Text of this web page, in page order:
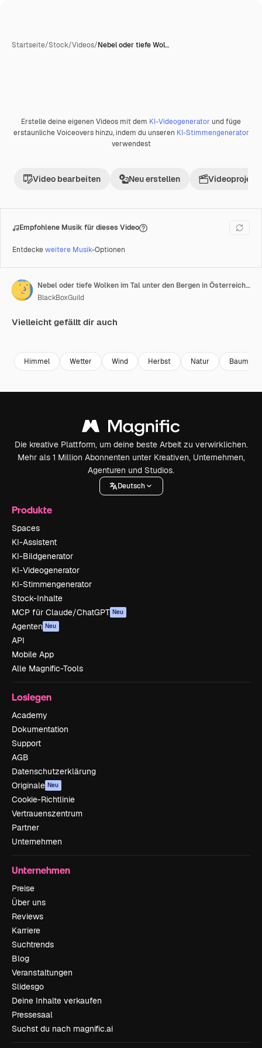
Startseite/Stock/Videos/Nebel oder tiefe Wol…
Premium
Erstelle deine eigenen Videos mit dem KI-Videogenerator und füge
erstaunliche Voiceovers hinzu, indem du unseren KI-Stimmengenerator
verwendest
Video bearbeiten Neu erstellen Videoprojekt
Empfohlene Musik für dieses Video
Entdeckeweitere Musik-Optionen
Nebel oder tiefe Wolken im Tal unter den Bergen in Österreich - Zeitraffer
BlackBoxGuild
Vielleicht gefällt dir auch
Himmel Wetter Wind Herbst Natur Baum
Die kreative Plattform, um deine beste Arbeit zu verwirklichen.
Mehr als 1 Million Abonnenten unter Kreativen, Unternehmen,
Agenturen und Studios.
Deutsch
Produkte
Spaces
KI-Assistent
KI-Bildgenerator
KI-Videogenerator
KI-Stimmengenerator
Stock-Inhalte
MCP für Claude/ChatGPT Neu
Agenten Neu
API
Mobile App
Alle Magnific-Tools
Loslegen
Academy
Dokumentation
Support
AGB
Datenschutzerklärung
Originale Neu
Cookie-Richtlinie
Vertrauenszentrum
Partner
Unternehmen
Unternehmen
Preise
Über uns
Reviews
Karriere
Suchtrends
Blog
Veranstaltungen
Slidesgo
Deine Inhalte verkaufen
Pressesaal
Suchst du nach magnific.ai